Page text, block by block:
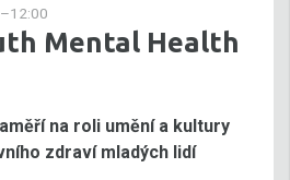
Mental Health
na roli umění a kultury
zdraví mladých lidí